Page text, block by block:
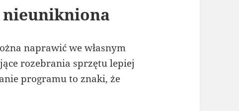
nieunikniona
naprawić we własnym
rozebrania sprzętu lepiej
programu to znaki, że